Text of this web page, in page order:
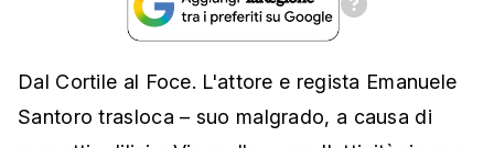
Dal Cortile al Foce. L'attore e regista Emanuele
Santoro trasloca – suo malgrado, a causa di